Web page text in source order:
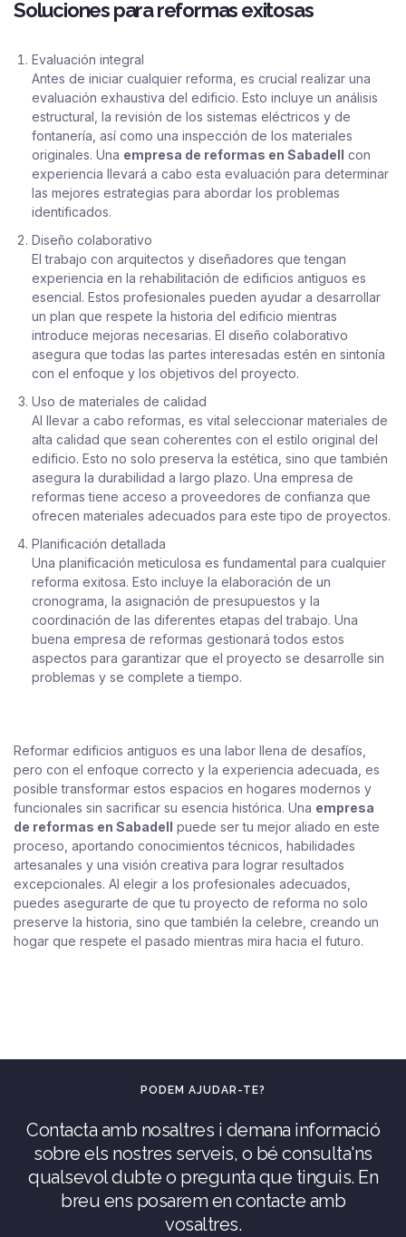
Soluciones para reformas exitosas
Evaluación integral
Antes de iniciar cualquier reforma, es crucial realizar una
evaluación exhaustiva del edificio. Esto incluye un análisis
estructural, la revisión de los sistemas eléctricos y de
fontanería, así como una inspección de los materiales
originales. Una empresa de reformas en Sabadell con
experiencia llevará a cabo esta evaluación para determinar
las mejores estrategias para abordar los problemas
identificados.
Diseño colaborativo
El trabajo con arquitectos y diseñadores que tengan
experiencia en la rehabilitación de edificios antiguos es
esencial. Estos profesionales pueden ayudar a desarrollar
un plan que respete la historia del edificio mientras
introduce mejoras necesarias. El diseño colaborativo
asegura que todas las partes interesadas estén en sintonía
con el enfoque y los objetivos del proyecto.
Uso de materiales de calidad
Al llevar a cabo reformas, es vital seleccionar materiales de
alta calidad que sean coherentes con el estilo original del
edificio. Esto no solo preserva la estética, sino que también
asegura la durabilidad a largo plazo. Una empresa de
reformas tiene acceso a proveedores de confianza que
ofrecen materiales adecuados para este tipo de proyectos.
Planificación detallada
Una planificación meticulosa es fundamental para cualquier
reforma exitosa. Esto incluye la elaboración de un
cronograma, la asignación de presupuestos y la
coordinación de las diferentes etapas del trabajo. Una
buena empresa de reformas gestionará todos estos
aspectos para garantizar que el proyecto se desarrolle sin
problemas y se complete a tiempo.
Reformar edificios antiguos es una labor llena de desafíos,
pero con el enfoque correcto y la experiencia adecuada, es
posible transformar estos espacios en hogares modernos y
funcionales sin sacrificar su esencia histórica. Una empresa
de reformas en Sabadell puede ser tu mejor aliado en este
proceso, aportando conocimientos técnicos, habilidades
artesanales y una visión creativa para lograr resultados
excepcionales. Al elegir a los profesionales adecuados,
puedes asegurarte de que tu proyecto de reforma no solo
preserve la historia, sino que también la celebre, creando un
hogar que respete el pasado mientras mira hacia el futuro.
PODEM AJUDAR-TE?
Contacta amb nosaltres i demana informació
sobre els nostres serveis, o bé consulta'ns
qualsevol dubte o pregunta que tinguis. En
breu ens posarem en contacte amb
vosaltres.